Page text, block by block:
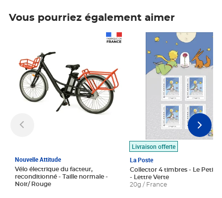
Vous pourriez également aimer
Nouvelle Attitude
Vélo électrique du facteur,
reconditionné - Taille normale -
Noir/ Rouge
Livraison offerte
La Poste
Collector 4 timbres - Le Petit
- Lettre Verte
20g / France
Prix 7,50€